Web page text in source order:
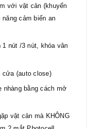
với vật cản (khuyến
cảm biến an
nút /3 nút, khóa vân
cửa (auto close)
nhàng bằng cách mở
vật cản mà KHÔNG